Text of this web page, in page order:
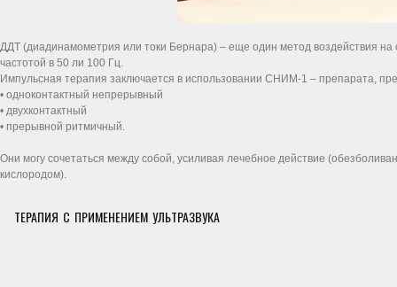
ДДТ (диадинамометрия или токи Бернара) – еще один метод воздействия
частотой в 50 ли 100 Гц.
Импульсная терапия заключается в использовании СНИМ-1 – препарата,
• одноконтактный непрерывный
• двухконтактный
• прерывной ритмичный.
Они могу сочетаться между собой, усиливая лечебное действие
кислородом).
ТЕРАПИЯ С ПРИМЕНЕНИЕМ УЛЬТРАЗВУКА